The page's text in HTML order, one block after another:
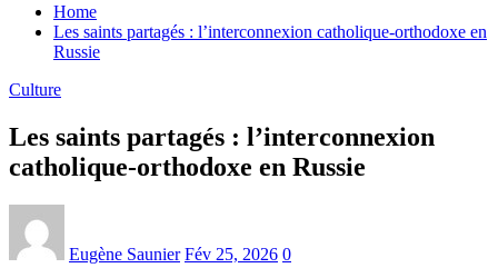
Home
Les saints partagés : l’interconnexion catholique-orthodoxe en
Russie
Culture
Les saints partagés : l’interconnexion
catholique-orthodoxe en Russie
Eugène Saunier Fév 25, 2026 0